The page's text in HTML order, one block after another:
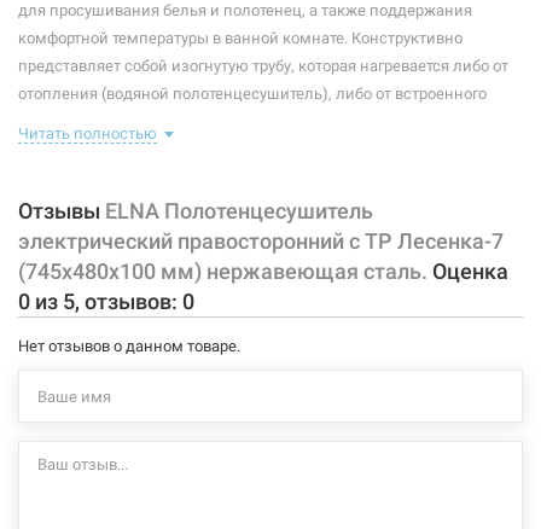
Тип крепления: стационарный
Тип подключения: правосторонний
Материал корпуса:
для просушивания белья и полотенец, а также поддержания
комфортной температуры в ванной комнате. Конструктивно
представляет собой изогнутую трубу, которая нагревается либо от
отопления (водяной полотенцесушитель), либо от встроенного
правильно подобранный полотенцесушитель станет
Характеристики и конфигурация изделия, а также комплектация
товара могут изменяться производителем без уведомления. За
внесенные производителем изменения, магазин ответственности
не несет.
Читать полностью
Отзывы ELNA Полотенцесушитель
электрический правосторонний с ТР Лесенка-7
(745х480х100 мм) нержавеющая сталь. Оценка
0 из 5, отзывов: 0
Нет отзывов о данном товаре.